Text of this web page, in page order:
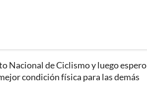
Nacional de Ciclismo y luego espero
condición física para las demás